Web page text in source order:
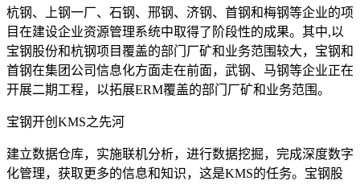
杭钢、上钢一厂、石钢、邢钢、济钢、首钢和梅钢等企业的项
目在建设企业资源管理系统中取得了阶段性的成果。其中,以
宝钢股份和杭钢项目覆盖的部门厂矿和业务范围较大，宝钢和
首钢在集团公司信息化方面走在前面，武钢、马钢等企业正在
开展二期工程，以拓展ERM覆盖的部门厂矿和业务范围。
宝钢开创KMS之先河
建立数据仓库，实施联机分析，进行数据挖掘，完成深度数字
化管理，获取更多的信息和知识，这是KMS的任务。宝钢股